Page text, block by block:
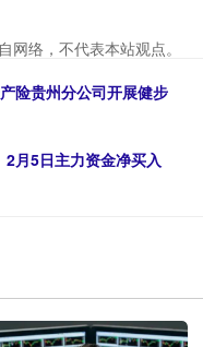
网络，不代表本站观点。
险贵州分公司开展健步
月5日主力资金净买入